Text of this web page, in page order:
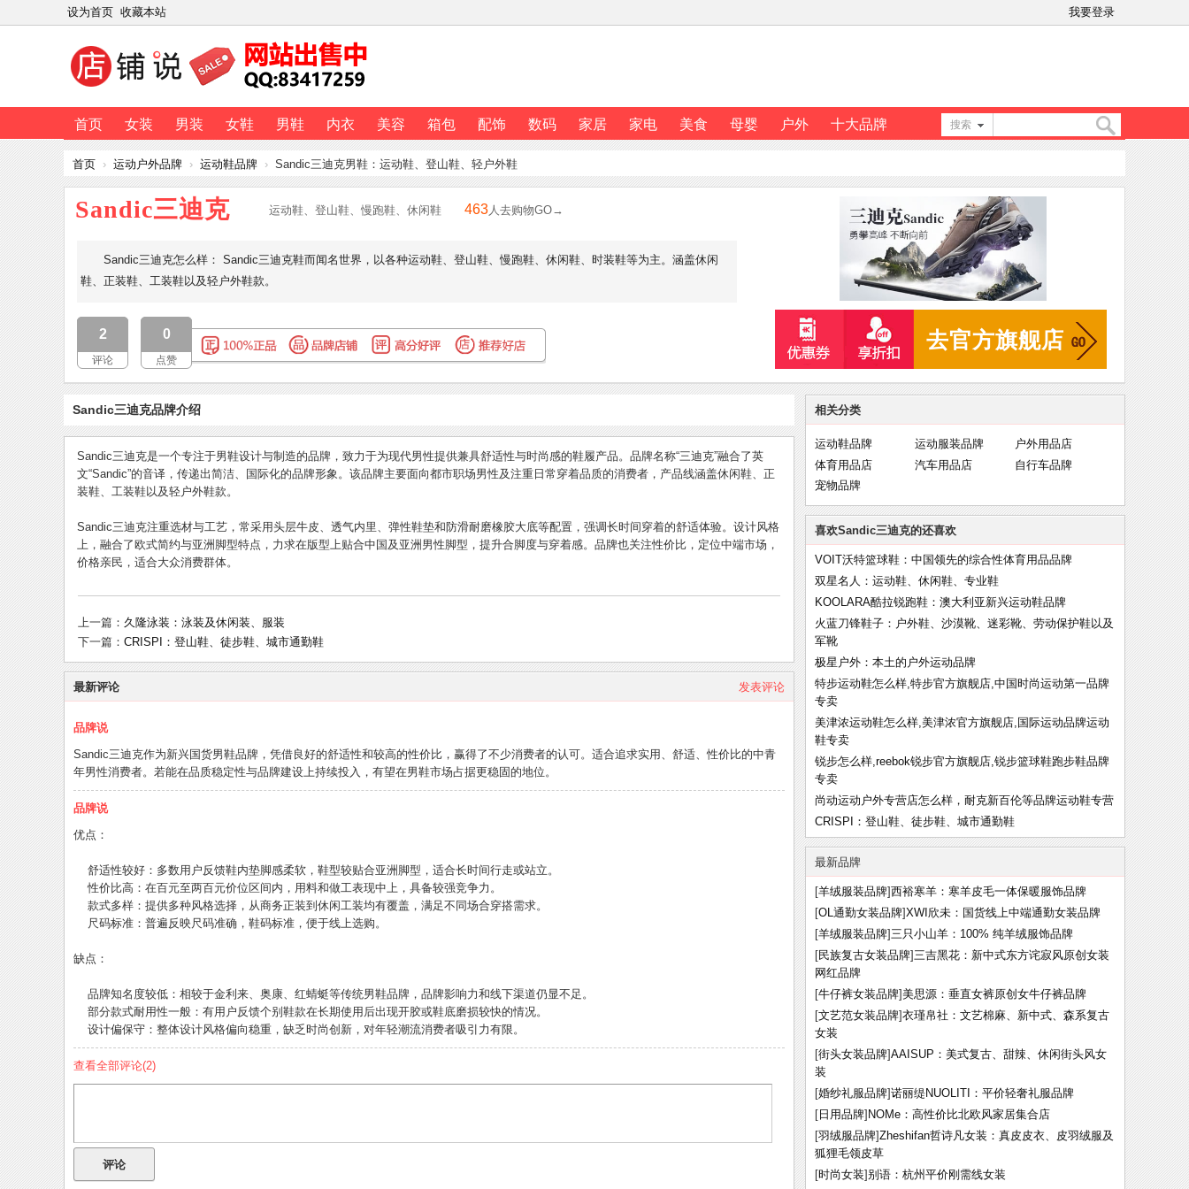
设为首页 收藏本站 我要登录
首页 女装 男装 女鞋 男鞋 内衣 美容 箱包 配饰 数码 家居 家电 美食 母婴 户外 十大品牌 搜索
搜
首页 › 运动户外品牌 › 运动鞋品牌 › Sandic三迪克男鞋：运动鞋、登山鞋、轻户外鞋
Sandic三迪克 运动鞋、登山鞋、慢跑鞋、休闲鞋 463人去购物GO→
Sandic三迪克怎么样： Sandic三迪克鞋而闻名世界，以各种运动鞋、登山鞋、慢跑鞋、休闲鞋、时装鞋等为主。涵盖休闲
鞋、正装鞋、工装鞋以及轻户外鞋款。
2
评论
0
点赞
去官方旗舰店
Sandic三迪克品牌介绍
Sandic三迪克是一个专注于男鞋设计与制造的品牌，致力于为现代男性提供兼具舒适性与时尚感的鞋履产品。品牌名称“三迪克”融合了英
文“Sandic”的音译，传递出简洁、国际化的品牌形象。该品牌主要面向都市职场男性及注重日常穿着品质的消费者，产品线涵盖休闲鞋、正
装鞋、工装鞋以及轻户外鞋款。
Sandic三迪克注重选材与工艺，常采用头层牛皮、透气内里、弹性鞋垫和防滑耐磨橡胶大底等配置，强调长时间穿着的舒适体验。设计风格
上，融合了欧式简约与亚洲脚型特点，力求在版型上贴合中国及亚洲男性脚型，提升合脚度与穿着感。品牌也关注性价比，定位中端市场，
价格亲民，适合大众消费群体。
上一篇： 久隆泳装：泳装及休闲装、服装
下一篇： CRISPI：登山鞋、徒步鞋、城市通勤鞋
发表评论
最新评论
品牌说
Sandic三迪克作为新兴国货男鞋品牌，凭借良好的舒适性和较高的性价比，赢得了不少消费者的认可。适合追求实用、舒适、性价比的中青
年男性消费者。若能在品质稳定性与品牌建设上持续投入，有望在男鞋市场占据更稳固的地位。
品牌说
优点：
舒适性较好：多数用户反馈鞋内垫脚感柔软，鞋型较贴合亚洲脚型，适合长时间行走或站立。
性价比高：在百元至两百元价位区间内，用料和做工表现中上，具备较强竞争力。
款式多样：提供多种风格选择，从商务正装到休闲工装均有覆盖，满足不同场合穿搭需求。
尺码标准：普遍反映尺码准确，鞋码标准，便于线上选购。
缺点：
品牌知名度较低：相较于金利来、奥康、红蜻蜓等传统男鞋品牌，品牌影响力和线下渠道仍显不足。
部分款式耐用性一般：有用户反馈个别鞋款在长期使用后出现开胶或鞋底磨损较快的情况。
设计偏保守：整体设计风格偏向稳重，缺乏时尚创新，对年轻潮流消费者吸引力有限。
查看全部评论(2)
评论
相关分类
运动鞋品牌 运动服装品牌
户外用品店
体育用品店
汽车用品店
自行车品牌
宠物品牌
喜欢Sandic三迪克的还喜欢
VOIT沃特篮球鞋：中国领先的综合性体育用品品牌
双星名人：运动鞋、休闲鞋、专业鞋
KOOLARA酷拉锐跑鞋：澳大利亚新兴运动鞋品牌
火蓝刀锋鞋子：户外鞋、沙漠靴、迷彩靴、劳动保护鞋以及
军靴
极星户外：本土的户外运动品牌
特步运动鞋怎么样,特步官方旗舰店,中国时尚运动第一品牌
专卖
美津浓运动鞋怎么样,美津浓官方旗舰店,国际运动品牌运动
鞋专卖
锐步怎么样,reebok锐步官方旗舰店,锐步篮球鞋跑步鞋品牌
专卖
尚动运动户外专营店怎么样，耐克新百伦等品牌运动鞋专营
CRISPI：登山鞋、徒步鞋、城市通勤鞋
最新品牌
[羊绒服装品牌]西裕寒羊：寒羊皮毛一体保暖服饰品牌
[OL通勤女装品牌]XWI欣未：国货线上中端通勤女装品牌
[羊绒服装品牌]三只小山羊：100% 纯羊绒服饰品牌
[民族复古女装品牌]三吉黑花：新中式东方诧寂风原创女装
网红品牌
[牛仔裤女装品牌]美思源：垂直女裤原创女牛仔裤品牌
[文艺范女装品牌]衣瑾帛社：文艺棉麻、新中式、森系复古
女装
[街头女装品牌]AAISUP：美式复古、甜辣、休闲街头风女
装
[婚纱礼服品牌]诺丽缇NUOLITI：平价轻奢礼服品牌
[日用品牌]NOMe：高性价比北欧风家居集合店
[羽绒服品牌]Zheshifan哲诗凡女装：真皮皮衣、皮羽绒服及
狐狸毛领皮草
[时尚女装]别语：杭州平价刚需线女装